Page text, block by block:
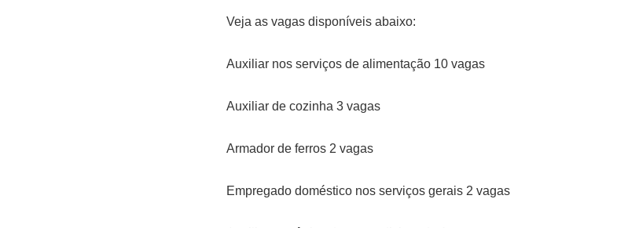
Veja as vagas disponíveis abaixo:
Auxiliar nos serviços de alimentação 10 vagas
Auxiliar de cozinha 3 vagas
Armador de ferros 2 vagas
Empregado doméstico nos serviços gerais 2 vagas